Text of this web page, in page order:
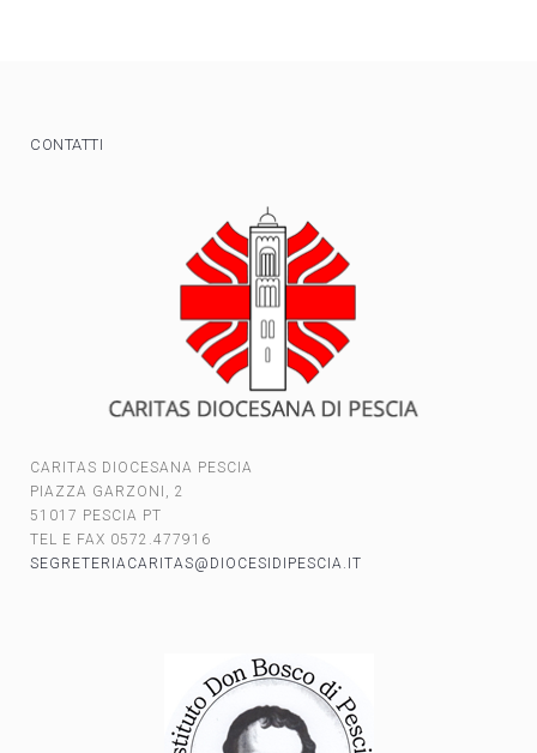
CONTATTI
CARITAS DIOCESANA PESCIA
PIAZZA GARZONI, 2
51017 PESCIA PT
TEL E FAX 0572.477916
SEGRETERIACARITAS@DIOCESIDIPESCIA.IT